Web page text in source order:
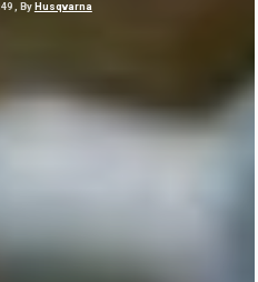
Daniele Alessandro